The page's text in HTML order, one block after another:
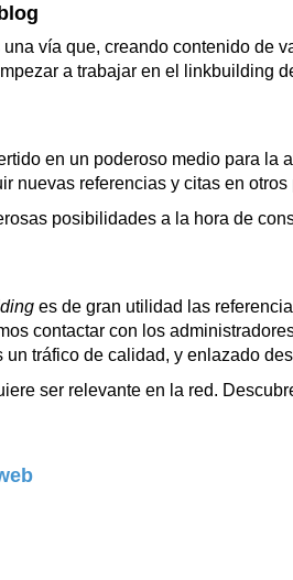
vía que, creando contenido de
a trabajar en el linkbuilding
en un poderoso medio para la
nuevas referencias y citas en otros
posibilidades a la hora de
es de gran utilidad las
contactar con los
tráfico de calidad, y enlazado
ser relevante en la red.